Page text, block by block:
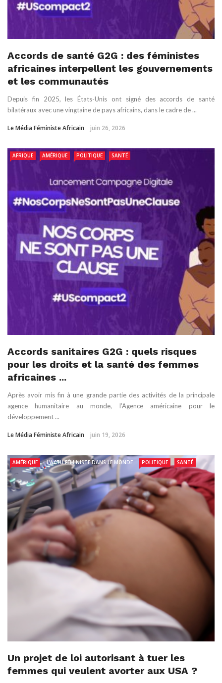
Accords de santé G2G : des féministes
africaines interpellent les gouvernements
et les communautés
Depuis fin 2025, les États-Unis ont signé des accords de santé
bilatéraux avec une vingtaine de pays africains, dans le cadre de ...
Le Média Féministe Africain juin 26, 2026
AFRIQUE AMÉRIQUE POLITIQUE SANTÉ
Accords sanitaires G2G : quels risques
pour les droits et la santé des femmes
africaines ...
Après avoir mis fin à une grande partie des activités de la principale
agence humanitaire au monde, l’Agence américaine pour le
développement ...
Le Média Féministe Africain juin 19, 2026
AMÉRIQUE L'ACTU FÉMINISTE DANS LE MONDE POLITIQUE SANTÉ
Un projet de loi autorisant à tuer les
femmes qui veulent avorter aux USA ?